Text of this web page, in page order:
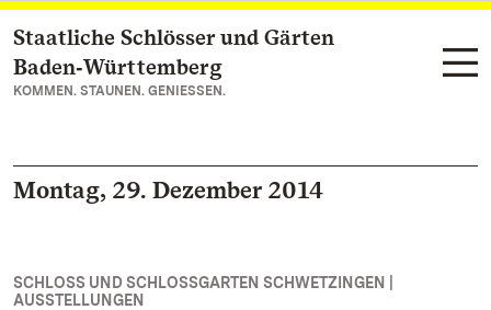
Zum Hauptinhalt springen
Staatliche Schlösser und Gärten
Baden‑Württemberg
KOMMEN. STAUNEN. GENIESSEN.
Montag, 29. Dezember 2014
SCHLOSS UND SCHLOSSGARTEN SCHWETZINGEN |
AUSSTELLUNGEN